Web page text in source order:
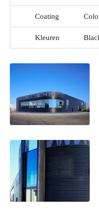
Coating
Kleuren